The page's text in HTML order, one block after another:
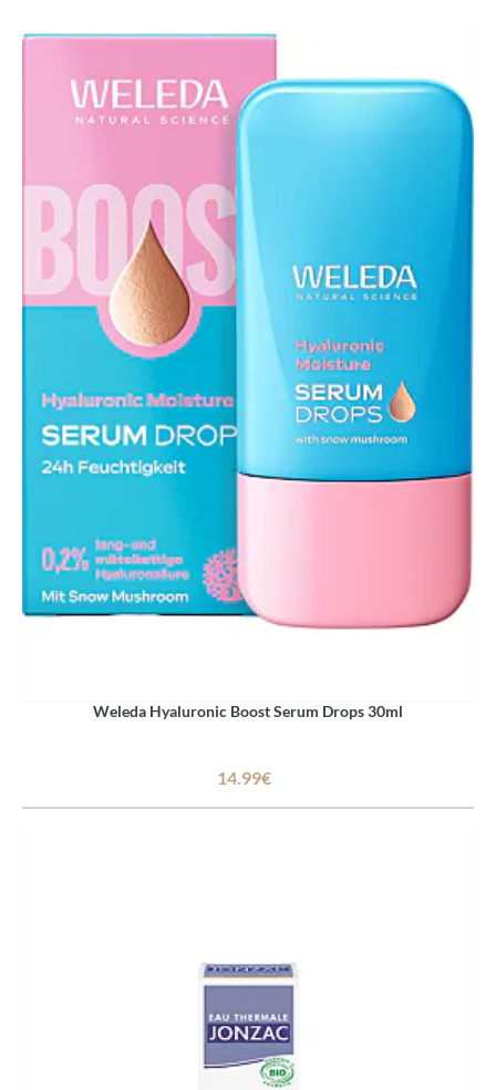
Weleda Hyaluronic Boost Serum Drops 30ml
14.99€